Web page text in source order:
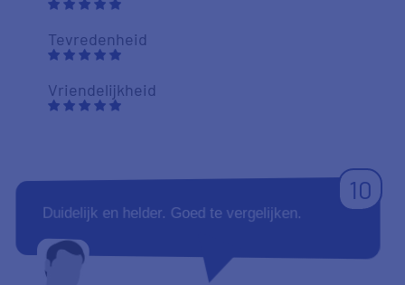
Tevredenheid
Vriendelijkheid
10
Duidelijk en helder. Goed te vergelijken.